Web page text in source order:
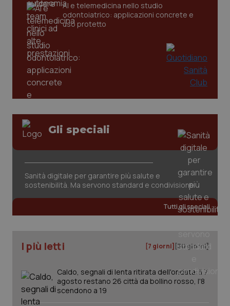
AI e telemedicina nello studio
odontoiatrico: applicazioni concrete e
uso protetto
Gli speciali
Sanità digitale per garantire più salute e
sostenibilità. Ma servono standard e condivisione
Tutti gli speciali
I più letti [7 giorni] [30 giorni]
Caldo, segnali di lenta ritirata dell'ondata: il 7
agosto restano 26 città da bollino rosso, l'8
scendono a 19
tracking-sites-ironfish-
www.quotidianosanita.it
2
www.quotidianosanita.it
_ga
Google LLC
1